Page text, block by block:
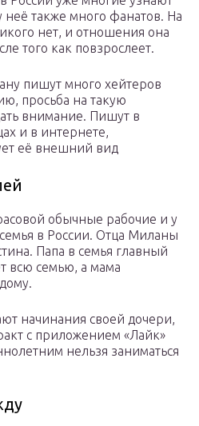
также много фанатов. На
нет, и отношения она
того как повзрослеет.
пишут много хейтеров
просьба на такую
внимание. Пишут в
и в интернете,
её внешний вид
обычные рабочие и у
в России. Отца Миланы
Папа в семья главный
всю семью, а мама
начинания своей дочери,
с приложением «Лайк»
нельзя заниматься